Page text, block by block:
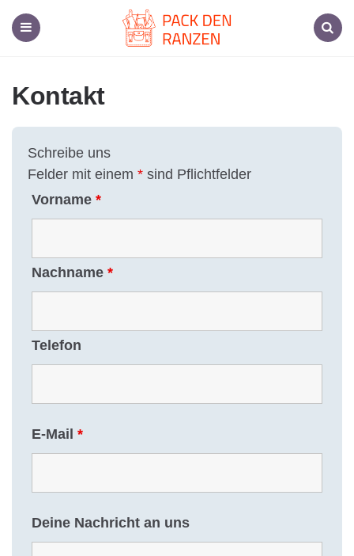
Spezialist
Kontakt
Schreibe uns
Felder mit einem * sind Pflichtfelder
Vorname *
Nachname *
Telefon
E-Mail *
Deine Nachricht an uns